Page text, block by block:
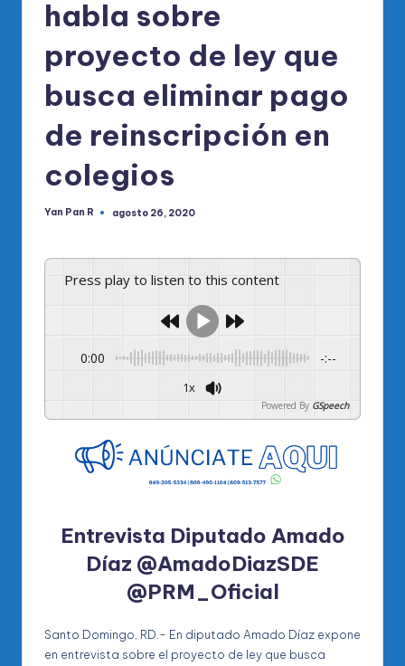
habla sobre
proyecto de ley que
busca eliminar pago
de reinscripción en
colegios
Publicado
Yan Pan R agosto 26, 2020
Press play to listen to this content
0:00 -:--
1x
Powered By GSpeech
Entrevista Diputado Amado
Díaz @AmadoDiazSDE
@PRM_Oficial
Santo Domingo, RD.- En diputado Amado Díaz expone
en entrevista sobre el proyecto de ley que busca